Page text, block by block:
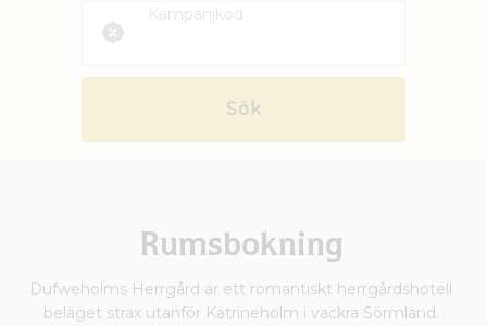
Kampanjkod
Sök
Rumsbokning
Dufweholms Herrgård är ett romantiskt herrgårdshotell
beläget strax utanför Katrineholm i vackra Sörmland.